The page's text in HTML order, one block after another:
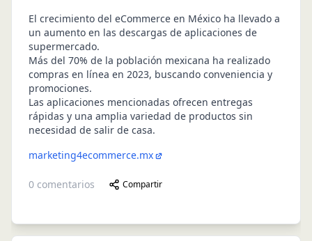
El crecimiento del eCommerce en México ha llevado a
un aumento en las descargas de aplicaciones de
supermercado.
Más del 70% de la población mexicana ha realizado
compras en línea en 2023, buscando conveniencia y
promociones.
Las aplicaciones mencionadas ofrecen entregas
rápidas y una amplia variedad de productos sin
necesidad de salir de casa.
marketing4ecommerce.mx
0 comentarios Compartir